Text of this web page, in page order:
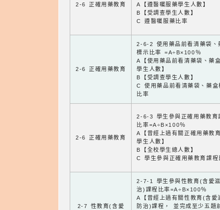
2-6 正確用藥教育
A【遵醫囑服藥學生人數】
B【受調查學生人數】
C 遵醫囑服藥比率
2-6 正確用藥教育
2-6-2 使用藥品前看清藥袋、
標示比率 =A÷B×100％
A【使用藥品前看清藥袋、藥
學生人數】
B【受調查學生人數】
C 使用藥品前看清藥袋、藥盒
比率
2-6 正確用藥教育
2-6-3 學生參與正確用藥教育
比率=A÷B×100％
A【曾經上過有關正確用藥教
學生人數】
B【全校學生總人數】
C 學生參與正確用藥教育課程
2-7 性教育(含愛
2-7-1 學生參與性教育(含愛
治)課程比率=A÷B×100％
A【曾經上過有關性教育(含愛
防治)課程， 並完成至少五題